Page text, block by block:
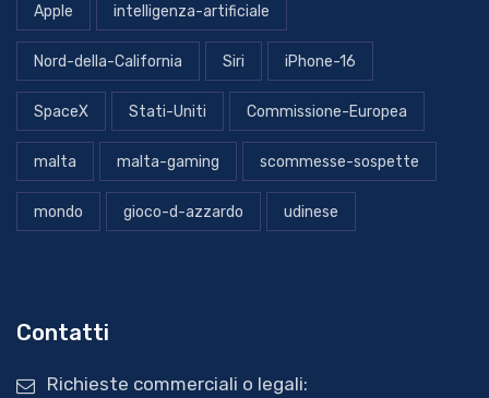
Apple intelligenza-artificiale
Nord-della-California Siri iPhone-16
SpaceX Stati-Uniti Commissione-Europea
malta malta-gaming scommesse-sospette
mondo gioco-d-azzardo udinese
Contatti
Richieste commerciali o legali: